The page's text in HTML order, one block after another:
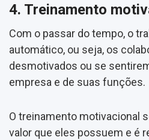
4. Treinamento
Com o passar do tempo, o
automático, ou seja, os
desmotivados ou se
empresa e de suas funções.
O treinamento motivacional
valor que eles possuem e é